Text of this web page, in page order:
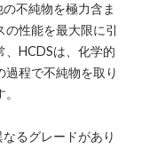
不純物を極力含ま
性能を最大限に引
、HCDSは、化学的
程で不純物を取り
るグレードがあり